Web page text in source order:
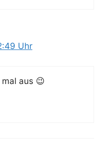
Uhr
aus 😉